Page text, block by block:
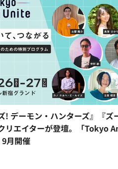
! デーモン・ハンターズ』『ズ
リエイターが登壇。「Tokyo
月開催